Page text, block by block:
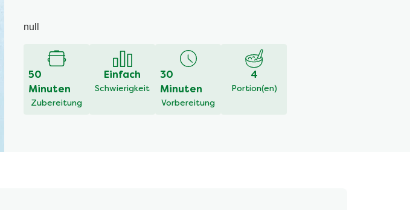
null
50
Minuten
Zubereitung
Einfach
Schwierigkeit
30
Minuten
Vorbereitung
4
Portion(en)